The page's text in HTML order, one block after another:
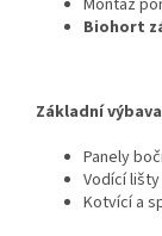
Biohort
Základní
Panely
Vodící
Kotvící a